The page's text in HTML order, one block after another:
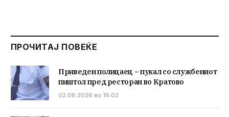
ПРОЧИТАЈ ПОВЕЌЕ
Приведен полицаец – пукал со службениот
пиштол пред ресторан во Кратово
02.08.2026 во 16:02